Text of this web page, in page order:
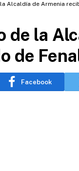
Alcaldía de Armenia
de la
de
Facebook